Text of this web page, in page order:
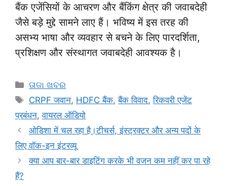
बैंक एजेंसियों के आचरण और बैंकिंग क्षेत्र की जवाबदेही
जैसे बड़े मुद्दे सामने लाए हैं। भविष्य में इस तरह की
असभ्य भाषा और व्यवहार से बचने के लिए पारदर्शिता,
प्रशिक्षण और संस्थागत जवाबदेही आवश्यक है।
ତାଜା ଖବର
CRPF जवान, HDFC बैंक,बैंक विवाद,रिकवरी एजेंट
प्रबंधन,वायरल ऑडियो
ओडिशा में चल रहा है।टीचर्स, इंस्ट्रक्टर और अन्य पदों के
लिए वॉक-इन इंटरव्यू
क्या आप बार-बार डाइटिंग करके भी वजन कम नहीं कर पा रहे
हैं?